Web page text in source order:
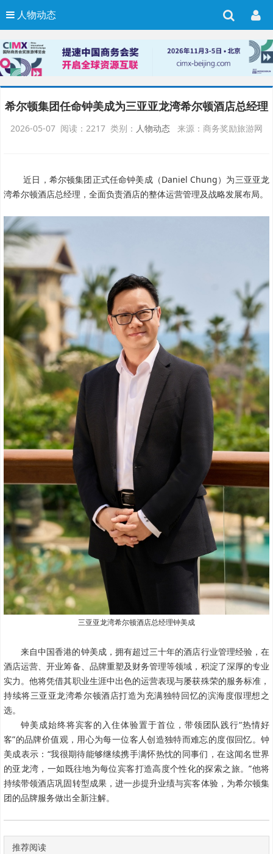
人物动态
希尔顿集团任命钟美成为三亚亚龙湾希尔顿酒店总经理
2026-05-07 阅读：2217 类别： 人物动态 来源：商务奖励旅游网
近日，希尔顿集团正式任命钟美成（Daniel Chung）为三亚亚龙
湾希尔顿酒店总经理，全面负责酒店的整体运营管理及战略发展布局。
三亚亚龙湾希尔顿酒店总经理钟美成
来自中国香港的钟美成，拥有超过三十年的酒店行业管理经验，在
酒店运营、开业筹备、品牌重塑及财务管理等领域，积淀了深厚的专业
实力。他将凭借其职业生涯中出色的运营表现与屡获殊荣的服务标准，
持续将三亚亚龙湾希尔顿酒店打造为充满独特回忆的滨海度假理想之
选。
钟美成始终将宾客的入住体验置于首位，带领团队践行“热情好
客”的品牌价值观，用心为每一位客人创造独特而难忘的度假回忆。 钟
美成表示：“我很期待能够继续携手满怀热忱的同事们，在这闻名世界
的亚龙湾，一如既往地为每位宾客打造高度个性化的探索之旅。”他将
持续带领酒店巩固转型成果，进一步提升业绩与宾客体验，为希尔顿集
团的品牌服务做出全新注解。
推荐阅读